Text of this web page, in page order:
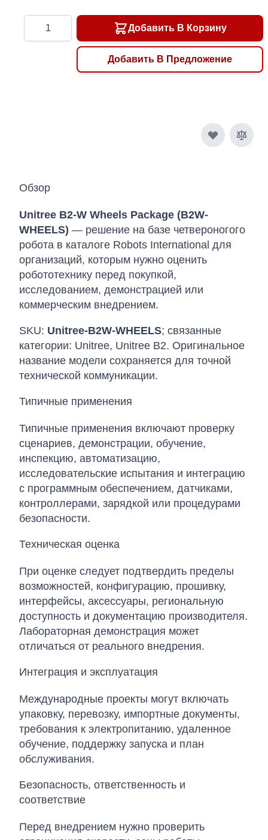
Добавить В Корзину
Добавить В Предложение
Обзор
Unitree B2-W Wheels Package (B2W-
WHEELS) — решение на базе четвероногого
робота в каталоге Robots International для
организаций, которым нужно оценить
робототехнику перед покупкой,
исследованием, демонстрацией или
коммерческим внедрением.
SKU: Unitree-B2W-WHEELS; связанные
категории: Unitree, Unitree B2. Оригинальное
название модели сохраняется для точной
технической коммуникации.
Типичные применения
Типичные применения включают проверку
сценариев, демонстрации, обучение,
инспекцию, автоматизацию,
исследовательские испытания и интеграцию
с программным обеспечением, датчиками,
контроллерами, зарядкой или процедурами
безопасности.
Техническая оценка
При оценке следует подтвердить пределы
возможностей, конфигурацию, прошивку,
интерфейсы, аксессуары, региональную
доступность и документацию производителя.
Лабораторная демонстрация может
отличаться от реального внедрения.
Интеграция и эксплуатация
Международные проекты могут включать
упаковку, перевозку, импортные документы,
требования к электропитанию, удаленное
обучение, поддержку запуска и план
обслуживания.
Безопасность, ответственность и
соответствие
Перед внедрением нужно проверить